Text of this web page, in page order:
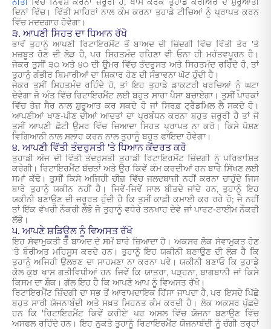
ਨੀਤੀਵਿੱਚ ਨਿਵੇਸ਼ ਕਰਨਾ ਜ਼ਰੂਰੀ ਹੈ, ਖਾਸ ਕਰਕੇ ਤੁਹਾਡੇ ਕਰੀਅਰ ਦੇ ਸ਼ੁਰੂਆਤੀ
ਦਿਨਾਂ ਵਿੱਚ। ਵਿੱਤੀ ਮਾਹਿਰਾਂ ਨਾਲ ਕੰਮ ਕਰਨਾ ਤੁਹਾਡੇ ਟੀਚਿਆਂ ਨੂੰ ਪ੍ਰਾਪਤ ਕਰਨ
ਵਿੱਚ ਮਦਦਗਾਰ ਹੋਵੇਗਾ।
੩. ਆਪਣੀ ਸਿਹਤ ਦਾ ਧਿਆਨ ਰੱਖੋ
ਭਾਵੇਂ ਤੁਹਾਨੂੰ ਆਪਣੀ ਰਿਟਾਇਰਮੈਂਟ ਤੋਂ ਬਾਅਦ ਦੀ ਜ਼ਿੰਦਗੀ ਵਿੱਚ ਵਿੱਤੀ ਤੌਰ 'ਤੇ
ਮਜ਼ਬੂਤ ਹੋਣ ਦੀ ਲੋੜ ਹੈ, ਪਰ ਸਿਹਤਮੰਦ ਰਹਿਣਾ ਵੀ ਓਨਾ ਹੀ ਮਹੱਤਵਪੂਰਨ ਹੈ।
ਜੇਕਰ ਤੁਸੀਂ ੩੦ ਅਤੇ ੪੦ ਦੀ ਉਮਰ ਵਿੱਚ ਤੰਦਰੁਸਤ ਅਤੇ ਸਿਹਤਮੰਦ ਰਹਿੰਦੇ ਹੋ, ਤਾਂ
ਤੁਹਾਨੂੰ ਗੰਭੀਰ ਬਿਮਾਰੀਆਂ ਦਾ ਸ਼ਿਕਾਰ ਹੋਣ ਦੀ ਸੰਭਾਵਨਾ ਘੱਟ ਹੁੰਦੀ ਹੈ।
ਜੇਕਰ ਤੁਸੀਂ ਸਿਹਤਮੰਦ ਰਹਿੰਦੇ ਹੋ, ਤਾਂ ਇਹ ਤੁਹਾਡੇ ਡਾਕਟਰੀ ਖਰਚਿਆਂ ਨੂੰ ਘਟਾ
ਦੇਵੇਗਾ ਜੋ ਅੰਤ ਵਿੱਚ ਰਿਟਾਇਰਮੈਂਟ ਲਈ ਬਹੁਤ ਸਾਰਾ ਪੈਸਾ ਬਚਾਏਗਾ। ਤੁਸੀਂ ਪਾਰਕਾਂ
ਵਿੱਚ ਤੇਜ਼ ਸੈਰ ਨਾਲ ਸ਼ੁਰੂਆਤ ਕਰ ਸਕਦੇ ਹੋ ਜਾਂ ਸਿਰਫ਼ ਟ੍ਰੈਡਮਿਲ ਲੈ ਸਕਦੇ ਹੋ।
ਆਪਣੀਆਂ ਖਾਣ-ਪੀਣ ਦੀਆਂ ਆਦਤਾਂ ਦਾ ਪ੍ਰਬੰਧਨ ਕਰਨਾ ਬਹੁਤ ਜ਼ਰੂਰੀ ਹੈ ਤਾਂ ਜੋ
ਤੁਸੀਂ ਆਪਣੀ ਛੋਟੀ ਉਮਰ ਵਿੱਚ ਜ਼ਿਆਦਾ ਸਿਹਤ ਪ੍ਰਾਪਤ ਨਾ ਕਰੋ। ਕਿਸੇ ਪੋਸ਼ਣ
ਵਿਗਿਆਨੀ ਨਾਲ ਸਲਾਹ ਕਰਨ ਨਾਲ ਤੁਹਾਨੂੰ ਬਹੁਤ ਫਾਇਦਾ ਹੋਵੇਗਾ।
੪. ਆਪਣੀ ਵਿੱਤੀ ਤੰਦਰੁਸਤੀ 'ਤੇ ਧਿਆਨ ਕੇਂਦਰਤ ਕਰੋ
ਤੁਹਾਡੀ ਅੱਜ ਦੀ ਵਿੱਤੀ ਤੰਦਰੁਸਤੀ ਤੁਹਾਡੀ ਰਿਟਾਇਰਮੈਂਟ ਜ਼ਿੰਦਗੀ ਨੂੰ ਪਰਿਭਾਸ਼ਿਤ
ਕਰੇਗੀ। ਰਿਟਾਇਰਮੈਂਟ ਬੱਚਤਾਂ ਅਤੇ ਉਹ ਕਿਵੇਂ ਕੰਮ ਕਰਦੀਆਂ ਹਨ ਬਾਰੇ ਸਿੱਖਣ ਲਈ
ਸਮਾਂ ਕੱਢੋ। ਤੁਸੀਂ ਕਿਸੇ ਅਜਿਹੀ ਚੀਜ਼ ਵਿੱਚ ਜਲਦਬਾਜ਼ੀ ਨਹੀਂ ਕਰਨਾ ਚਾਹੁੰਦੇ ਜਿਸ
ਬਾਰੇ ਤੁਹਾਨੂੰ ਯਕੀਨ ਨਹੀਂ ਹੈ। ਜਿਵੇਂ-ਜਿਵੇਂ ਸਾਲ ਬੀਤਦੇ ਜਾਂਦੇ ਹਨ, ਤੁਹਾਨੂੰ ਇਹ
ਯਕੀਨੀ ਬਣਾਉਣ ਦੀ ਜ਼ਰੂਰਤ ਹੁੰਦੀ ਹੈ ਕਿ ਤੁਸੀਂ ਕਾਫ਼ੀ ਕਮਾਈ ਕਰ ਰਹੇ ਹੋ; ਜੇ ਨਹੀਂ
ਤਾਂ ਇੱਕ ਵੱਖਰੀ ਨੌਕਰੀ ਲੱਭੋ ਜੋ ਤੁਹਾਨੂੰ ਵਧੇਰੇ ਤਨਖਾਹ ਦੇਵੇ ਜਾਂ ਪਾਰਟ-ਟਾਈਮ ਨੌਕਰੀ
ਲੱਭੋ।
੫. ਆਪਣੇ ਸ਼ਡਿਊਲ ਨੂੰ ਵਿਅਸਤ ਰੱਖੋ
ਇਹ ਸੇਵਾਮੁਕਤੀ ਤੋਂ ਬਾਅਦ ਦੇ ਸਮੇਂ ਬਾਰੇ ਜ਼ਿਆਦਾ ਹੈ। ਅਕਸਰ ਲੋਕ ਸੇਵਾਮੁਕਤ ਹੋਣ
'ਤੇ ਬੋਰੀਅਤ ਮਹਿਸੂਸ ਕਰਦੇ ਹਨ। ਤੁਹਾਨੂੰ ਇਹ ਯਕੀਨੀ ਬਣਾਉਣ ਦੀ ਲੋੜ ਹੈ ਕਿ
ਤੁਹਾਨੂੰ ਅਜਿਹੀ ਉਲਝਣ ਦਾ ਸਾਹਮਣਾ ਨਾ ਕਰਨਾ ਪਵੇ। ਯਕੀਨੀ ਬਣਾਓ ਕਿ ਤੁਹਾਡੇ
ਕੋਲ ਕੁਝ ਖਾਸ ਗਤੀਵਿਧੀਆਂ ਹਨ ਜਿਵੇਂ ਕਿ ਯਾਤਰਾ, ਪੜ੍ਹਨਾ, ਬਾਗਬਾਨੀ ਜਾਂ ਕਿਸੇ
ਕਿਸਮ ਦਾ ਸ਼ੌਕ। ਗੱਲ ਇਹ ਹੈ ਕਿ ਆਪਣੇ ਆਪ ਨੂੰ ਵਿਅਸਤ ਰੱਖੋ।
ਰਿਟਾਇਰਮੈਂਟ ਜ਼ਿੰਦਗੀ ਦਾ ਸਭ ਤੋਂ ਆਰਾਮਦਾਇਕ ਹਿੱਸਾ ਜਾਪਦਾ ਹੈ, ਪਰ ਇਸਦੇ ਪਿੱਛੇ
ਬਹੁਤ ਸਾਰੀ ਯੋਜਨਾਬੰਦੀ ਅਤੇ ਸਖ਼ਤ ਮਿਹਨਤ ਕੰਮ ਕਰਦੀ ਹੈ। ਲੋਕ ਅਕਸਰ ਪੁੱਛਦੇ
ਹਨ ਕਿ 'ਰਿਟਾਇਰਮੈਂਟ ਕਿਵੇਂ ਕਰੀਏ' ਪਰ ਅਸਲ ਵਿੱਚ ਯੋਜਨਾ ਬਣਾਉਣ ਵਿੱਚ
ਅਸਫਲ ਰਹਿੰਦੇ ਹਨ। ਇਹ ਨੁਕਤੇ ਤੁਹਾਨੂੰ ਰਿਟਾਇਰਮੈਂਟ ਯੋਜਨਾਬੰਦੀ ਨੂੰ ਚੰਗੀ ਤਰ੍ਹਾਂ